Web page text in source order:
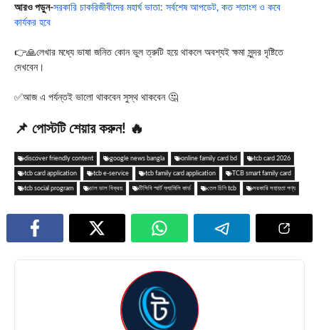
আরও পড়ুন-সরকারি চাকরিজীবীদের মহার্ঘ ভাতা: সর্বশেষ আপডেট, কত শতাংশ ও কবে
কার্যকর হবে
👉🙏লেখার মধ্যে ভাষা জনিত কোন ভুল ত্রুটি হয়ে থাকলে অবশ্যই ক্ষমা সুন্দর দৃষ্টিতে
দেখবেন।
✅আজ এ পর্যন্তই ভালো থাকবেন সুস্থ থাকবেন 🤔
📌 পোস্টটি শেয়ার করুন! 🔥
discover friendly content google news bangla online family card bd tcb card 2026
tcb card application tcb e-service tcb family card application TCB smart family card
tcb social program চাল ডাল বিক্রয় টিসিবি স্মার্ট ফ্যামিলি কার্ড তেল চিনি tcb সরকারি সহায়তা পণ্য